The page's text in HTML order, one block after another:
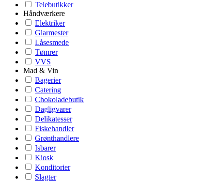
Telebutikker
Håndværkere
Elektriker
Glarmester
Låsesmede
Tømrer
VVS
Mad & Vin
Bagerier
Catering
Chokoladebutik
Dagligvarer
Delikatesser
Fiskehandler
Grønthandlere
Isbarer
Kiosk
Konditorier
Slagter